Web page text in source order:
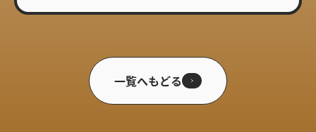
一覧へもどる